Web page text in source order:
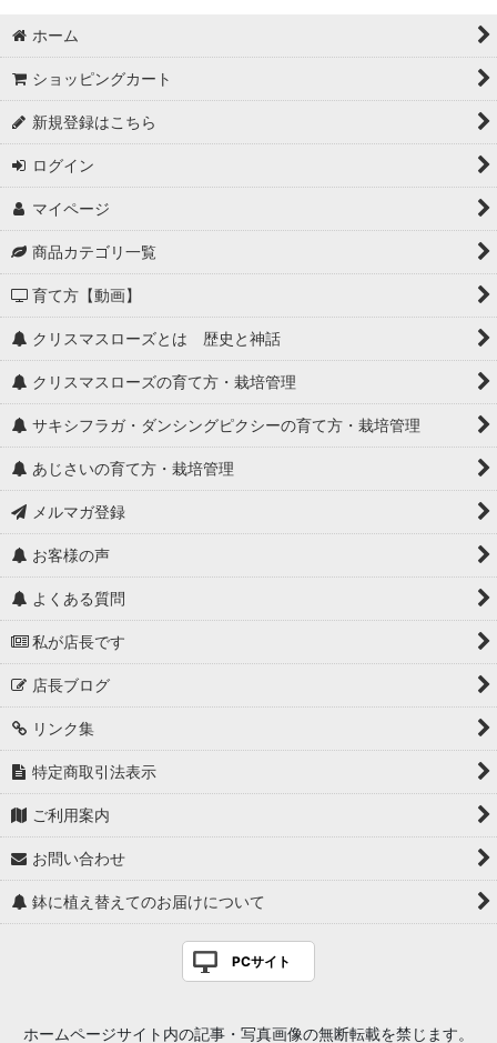
ホーム
ショッピングカート
新規登録はこちら
ログイン
マイページ
商品カテゴリ一覧
育て方【動画】
クリスマスローズとは 歴史と神話
クリスマスローズの育て方・栽培管理
サキシフラガ・ダンシングピクシーの育て方・栽培管理
あじさいの育て方・栽培管理
メルマガ登録
お客様の声
よくある質問
私が店長です
店長ブログ
リンク集
特定商取引法表示
ご利用案内
お問い合わせ
鉢に植え替えてのお届けについて
PCサイト
ホームページサイト内の記事・写真画像の無断転載を禁じます。